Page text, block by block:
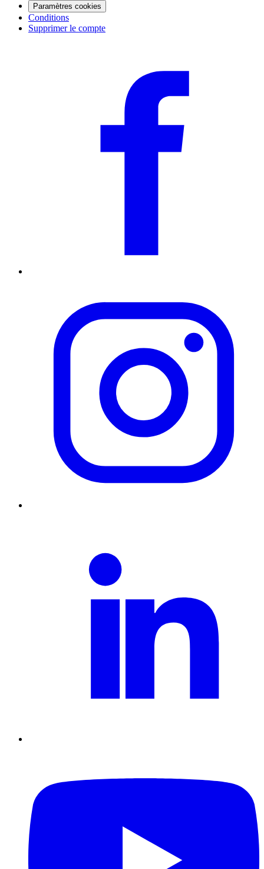
Paramètres cookies
Conditions
Supprimer le compte